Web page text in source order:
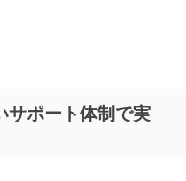
サポート体制で実